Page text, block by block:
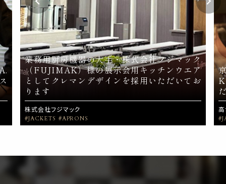
業務用厨房機器の大手・株式会社フジマック
（FUJIMAK）様の展示会用キッチンウエア
としてクレマンデザインを採用いただいてお
ります
株式会社フジマック
#JACKETS #APRONS